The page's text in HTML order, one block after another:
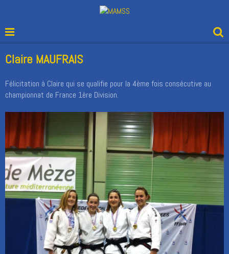
Claire MAUFRAIS
Félicitation à Claire qui se qualifie pour la 4ème fois consécutive au
championnat de France 1ère Division.